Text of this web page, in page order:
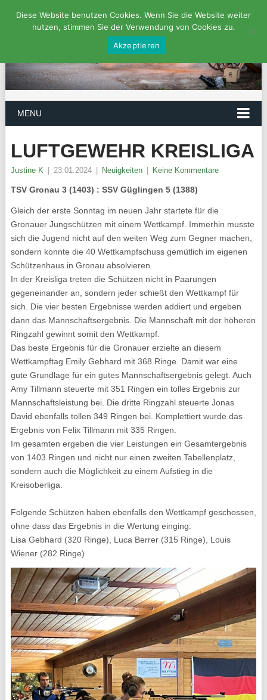
MENU
LUFTGEWEHR KREISLIGA
Justine K 23.01.2024 Neuigkeiten Keine Kommentare
TSV Gronau 3 (1403) : SSV Güglingen 5 (1388)
Gleich der erste Sonntag im neuen Jahr startete für die
Gronauer Jungschützen mit einem Wettkampf. Immerhin musste
sich die Jugend nicht auf den weiten Weg zum Gegner machen,
sondern konnte die 40 Wettkampfschuss gemütlich im eigenen
Schützenhaus in Gronau absolvieren.
In der Kreisliga treten die Schützen nicht in Paarungen
gegeneinander an, sondern jeder schießt den Wettkampf für
sich. Die vier besten Ergebnisse werden addiert und ergeben
dann das Mannschaftsergebnis. Die Mannschaft mit der höheren
Ringzahl gewinnt somit den Wettkampf.
Das beste Ergebnis für die Gronauer erzielte an diesem
Wettkampftag Emily Gebhard mit 368 Ringe. Damit war eine
gute Grundlage für ein gutes Mannschaftsergebnis gelegt. Auch
Amy Tillmann steuerte mit 351 Ringen ein tolles Ergebnis zur
Mannschaftsleistung bei. Die dritte Ringzahl steuerte Jonas
David ebenfalls tollen 349 Ringen bei. Komplettiert wurde das
Ergebnis von Felix Tillmann mit 335 Ringen.
Im gesamten ergeben die vier Leistungen ein Gesamtergebnis
von 1403 Ringen und nicht nur einen zweiten Tabellenplatz,
sondern auch die Möglichkeit zu einem Aufstieg in die
Kreisoberliga.
Folgende Schützen haben ebenfalls den Wettkampf geschossen,
ohne dass das Ergebnis in die Wertung einging:
Lisa Gebhard (320 Ringe), Luca Berrer (315 Ringe), Louis
Wiener (282 Ringe)
Diese Website benutzen Cookies. Wenn Sie die Website weiter
nutzen, stimmen Sie der Verwendung von Cookies zu.
Akzeptieren